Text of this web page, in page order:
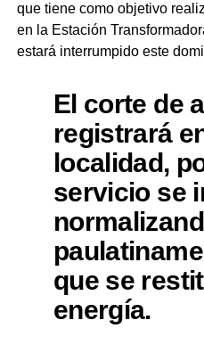
que tiene como objetivo
en la Estación
estará interrumpido este
El corte de
registrará
localidad,
servicio se
que se
energía.